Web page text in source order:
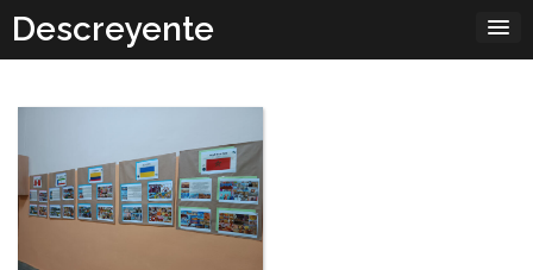
content
Descreyente